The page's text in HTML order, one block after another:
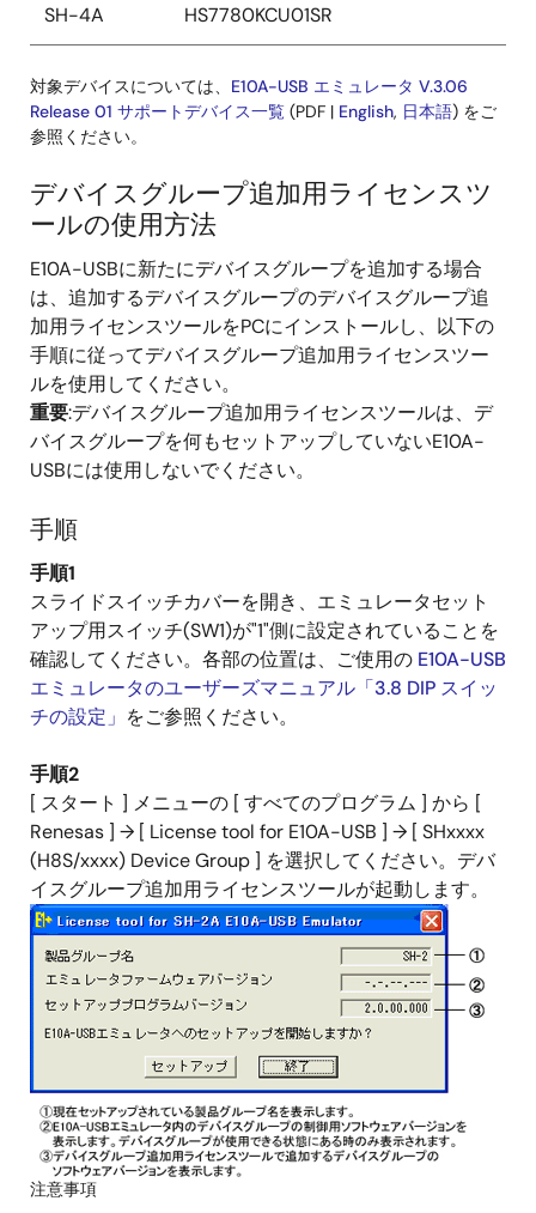
SH-4A HS7780KCU01SR
対象デバイスについては、 E10A-USB エミュレータ V.3.06
Release 01 サポートデバイス一覧 (PDF | English, 日本語) をご
参照ください。
デバイスグループ追加用ライセンスツ
ールの使用方法
E10A-USBに新たにデバイスグループを追加する場合
は、追加するデバイスグループのデバイスグループ追
加用ライセンスツールをPCにインストールし、以下の
手順に従ってデバイスグループ追加用ライセンスツー
ルを使用してください。
重要:デバイスグループ追加用ライセンスツールは、デ
バイスグループを何もセットアップしていないE10A-
USBには使用しないでください。
手順
手順1
スライドスイッチカバーを開き、エミュレータセット
アップ用スイッチ(SW1)が"1"側に設定されていることを
確認してください。各部の位置は、ご使用の E10A-USB
エミュレータのユーザーズマニュアル「3.8 DIP スイッ
チの設定」 をご参照ください。
手順2
[ スタート ] メニューの [ すべてのプログラム ] から [
Renesas ] → [ License tool for E10A-USB ] → [ SHxxxx
(H8S/xxxx) Device Group ] を選択してください。デバ
イスグループ追加用ライセンスツールが起動します。
注意事項